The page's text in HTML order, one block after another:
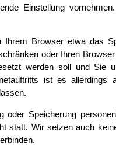
Einstellung
Ihrem Browser etwa das
oder Ihren
werden soll und Sie
ist es allerdings
oder Speicherung
statt. Wir setzen auch